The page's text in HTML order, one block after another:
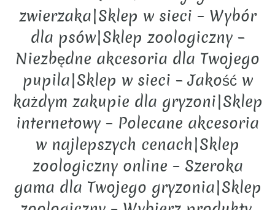
zwierzaka|Sklep w sieci – Wybór
dla psów|Sklep zoologiczny –
Niezbędne akcesoria dla Twojego
pupila|Sklep w sieci – Jakość w
każdym zakupie dla gryzoni|Sklep
internetowy – Polecane akcesoria
w najlepszych cenach|Sklep
zoologiczny online – Szeroka
gama dla Twojego gryzonia|Sklep